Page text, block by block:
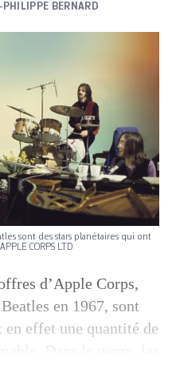
PHILIPPE BERNARD
sont des stars planétaires qui ont
CORPS LTD
d’Apple Corps,
en 1967, sont
effet une quantité de